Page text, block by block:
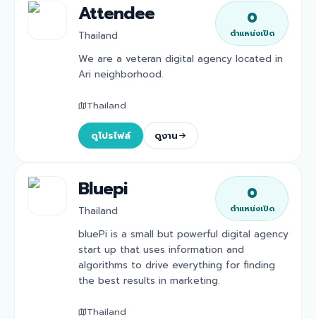
Attendee
Thailand
0
ตำแหน่งเปิด
We are a veteran digital agency located in
Ari neighborhood.
Thailand
ดูโปรไฟล์ ดูงาน
Bluepi
Thailand
0
ตำแหน่งเปิด
bluePi is a small but powerful digital agency
start up that uses information and
algorithms to drive everything for finding
the best results in marketing.
Thailand